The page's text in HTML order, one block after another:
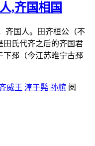
,齐国相国
齐国人。田齐桓公（不
田氏代齐之后的齐国君
下邳（今江苏睢宁古邳
威王 淳于髡 孙膑 阅